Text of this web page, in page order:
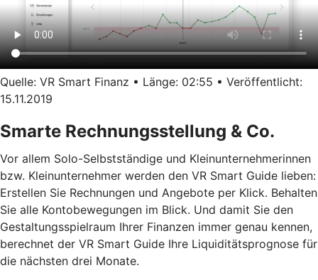
Quelle: VR Smart Finanz • Länge: 02:55 • Veröffentlicht:
15.11.2019
Smarte Rechnungsstellung & Co.
Vor allem Solo-Selbstständige und Kleinunternehmerinnen
bzw. Kleinunternehmer werden den VR Smart Guide lieben:
Erstellen Sie Rechnungen und Angebote per Klick. Behalten
Sie alle Kontobewegungen im Blick. Und damit Sie den
Gestaltungsspielraum Ihrer Finanzen immer genau kennen,
berechnet der VR Smart Guide Ihre Liquiditätsprognose für
die nächsten drei Monate.